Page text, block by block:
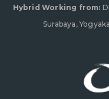
Hybrid Working from:
Surabaya,